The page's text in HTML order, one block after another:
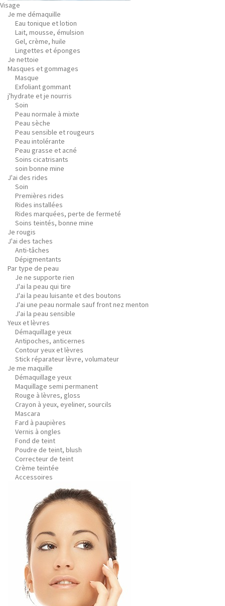
Visage
Je me démaquille
Eau tonique et lotion
Lait, mousse, émulsion
Gel, crème, huile
Lingettes et éponges
Je nettoie
Masques et gommages
Masque
Exfoliant gommant
j'hydrate et je nourris
Soin
Peau normale à mixte
Peau sèche
Peau sensible et rougeurs
Peau intolérante
Peau grasse et acné
Soins cicatrisants
soin bonne mine
J'ai des rides
Soin
Premières rides
Rides installées
Rides marquées, perte de fermeté
Soins teintés, bonne mine
Je rougis
J'ai des taches
Anti-tâches
Dépigmentants
Par type de peau
Je ne supporte rien
J'ai la peau qui tire
J'ai la peau luisante et des boutons
J'ai une peau normale sauf front nez menton
J'ai la peau sensible
Yeux et lèvres
Démaquillage yeux
Antipoches, anticernes
Contour yeux et lèvres
Stick réparateur lèvre, volumateur
Je me maquille
Démaquillage yeux
Maquillage semi permanent
Rouge à lèvres, gloss
Crayon à yeux, eyeliner, sourcils
Mascara
Fard à paupières
Vernis à ongles
Fond de teint
Poudre de teint, blush
Correcteur de teint
Crème teintée
Accessoires